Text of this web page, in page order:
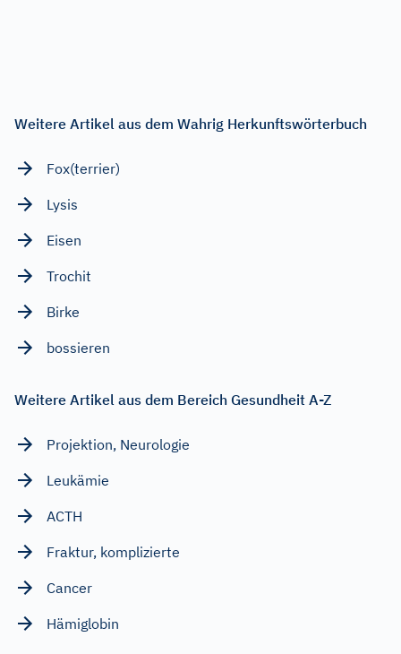
Weitere Artikel aus dem Wahrig Herkunftswörterbuch
Fox(terrier)
Lysis
Eisen
Trochit
Birke
bossieren
Weitere Artikel aus dem Bereich Gesundheit A-Z
Projektion, Neurologie
Leukämie
ACTH
Fraktur, komplizierte
Cancer
Hämiglobin